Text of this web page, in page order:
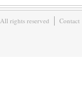
rights reserved Contact